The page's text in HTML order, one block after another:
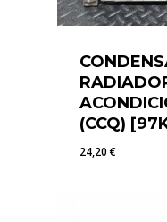
(CCQ)
24,20€